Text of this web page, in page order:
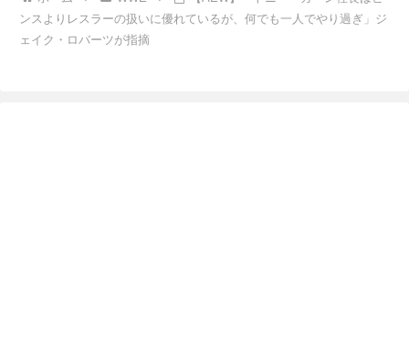
ンスよりレスラーの扱いに優れているが、何でも一人でやり過ぎ」ジ
ェイク・ロバーツが指摘